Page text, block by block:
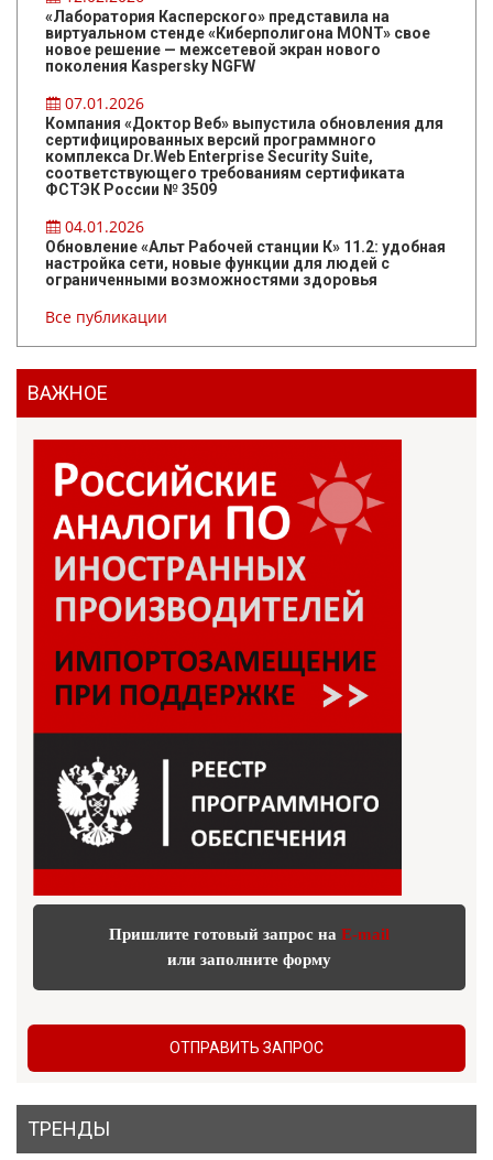
«Лаборатория Касперского» представила на
виртуальном стенде «Киберполигона MONT» свое
новое решение — межсетевой экран нового
поколения Kaspersky NGFW
07.01.2026
Компания «Доктор Веб» выпустила обновления для
сертифицированных версий программного
комплекса Dr.Web Enterprise Security Suite,
соответствующего требованиям сертификата
ФСТЭК России № 3509
04.01.2026
Обновление «Альт Рабочей станции К» 11.2: удобная
настройка сети, новые функции для людей с
ограниченными возможностями здоровья
Все публикации
ВАЖНОЕ
Пришлите готовый запрос на E-mail
или заполните форму
ОТПРАВИТЬ ЗАПРОС
ТРЕНДЫ